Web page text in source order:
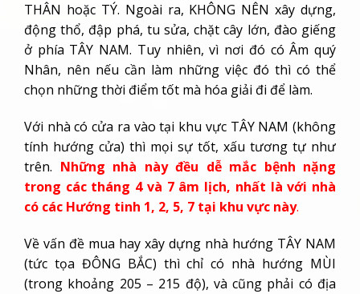
THÂN hoặc TÝ. Ngoài ra, KHÔNG NÊN xây dựng,
động thổ, đập phá, tu sửa, chặt cây lớn, đào giếng
ở phía TÂY NAM. Tuy nhiên, vì nơi đó có Âm quý
Nhân, nên nếu cần làm những việc đó thì có thể
chọn những thời điểm tốt mà hóa giải đi để làm.
Với nhà có cửa ra vào tại khu vực TÂY NAM (không
tính hướng cửa) thì mọi sự tốt, xấu tương tự như
trên. Những nhà này đều dễ mắc bệnh nặng
trong các tháng 4 và 7 âm lịch, nhất là với nhà
có các Hướng tinh 1, 2, 5, 7 tại khu vực này.
Về vấn đề mua hay xây dựng nhà hướng TÂY NAM
(tức tọa ĐÔNG BẮC) thì chỉ có nhà hướng MÙI
(trong khoảng 205 – 215 độ), và cũng phải có địa